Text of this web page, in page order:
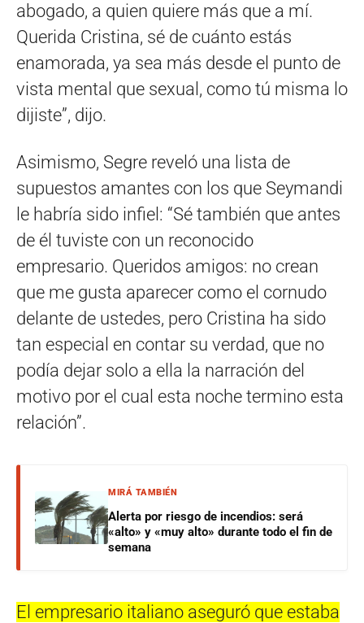
abogado, a quien quiere más que a mí.
Querida Cristina, sé de cuánto estás
enamorada, ya sea más desde el punto de
vista mental que sexual, como tú misma lo
dijiste”, dijo.
Asimismo, Segre reveló una lista de
supuestos amantes con los que Seymandi
le habría sido infiel: “Sé también que antes
de él tuviste con un reconocido
empresario. Queridos amigos: no crean
que me gusta aparecer como el cornudo
delante de ustedes, pero Cristina ha sido
tan especial en contar su verdad, que no
podía dejar solo a ella la narración del
motivo por el cual esta noche termino esta
relación”.
MIRÁ TAMBIÉN
Alerta por riesgo de incendios: será
«alto» y «muy alto» durante todo el fin de
semana
El empresario italiano aseguró que estaba